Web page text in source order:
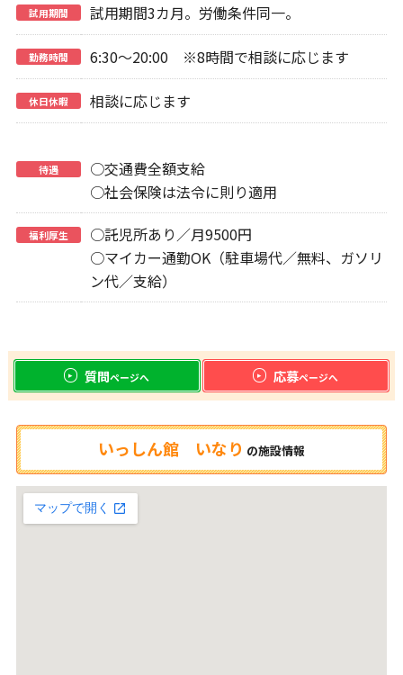
試用期間 試用期間3カ月。労働条件同一。
勤務時間 6:30～20:00 ※8時間で相談に応じます
休日休暇 相談に応じます
待遇
○交通費全額支給
○社会保険は法令に則り適用
福利厚生
○託児所あり／月9500円
○マイカー通勤OK（駐車場代／無料、ガソリ
ン代／支給）
質問ページへ 応募ページへ
いっしん館 いなり の施設情報